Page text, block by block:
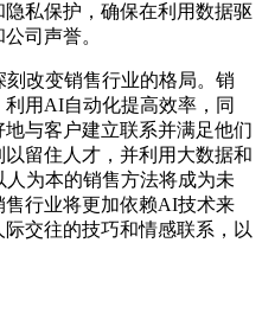
私保护，确保在利用数据驱
司声誉。
改变销售行业的格局。销
用AI自动化提高效率，同
与客户建立联系并满足他们
留住人才，并利用大数据和
为本的销售方法将成为未
行业将更加依赖AI技术来
交往的技巧和情感联系，以